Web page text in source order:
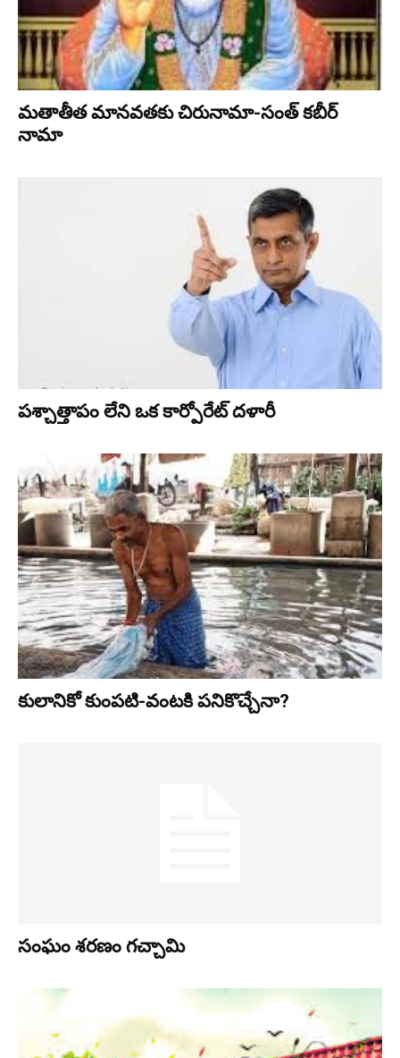
మతాతీత మానవతకు చిరునామా-సంత్ కబీర్
నామా
పశ్చాత్తాపం లేని ఒక కార్పోరేట్ దళారీ
కులానికో కుంప‌టి-వంట‌కి ప‌నికొచ్చేనా?
సంఘం శరణం గచ్చామి